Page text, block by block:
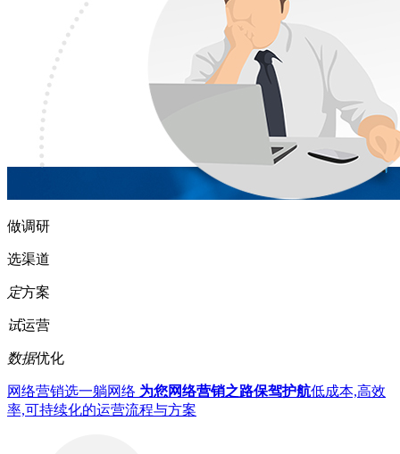
做调研
选渠道
定方案
试运营
数据优化
网络营销选一躺网络 为您网络营销之路保驾护航低成本,高效
率,可持续化的运营流程与方案